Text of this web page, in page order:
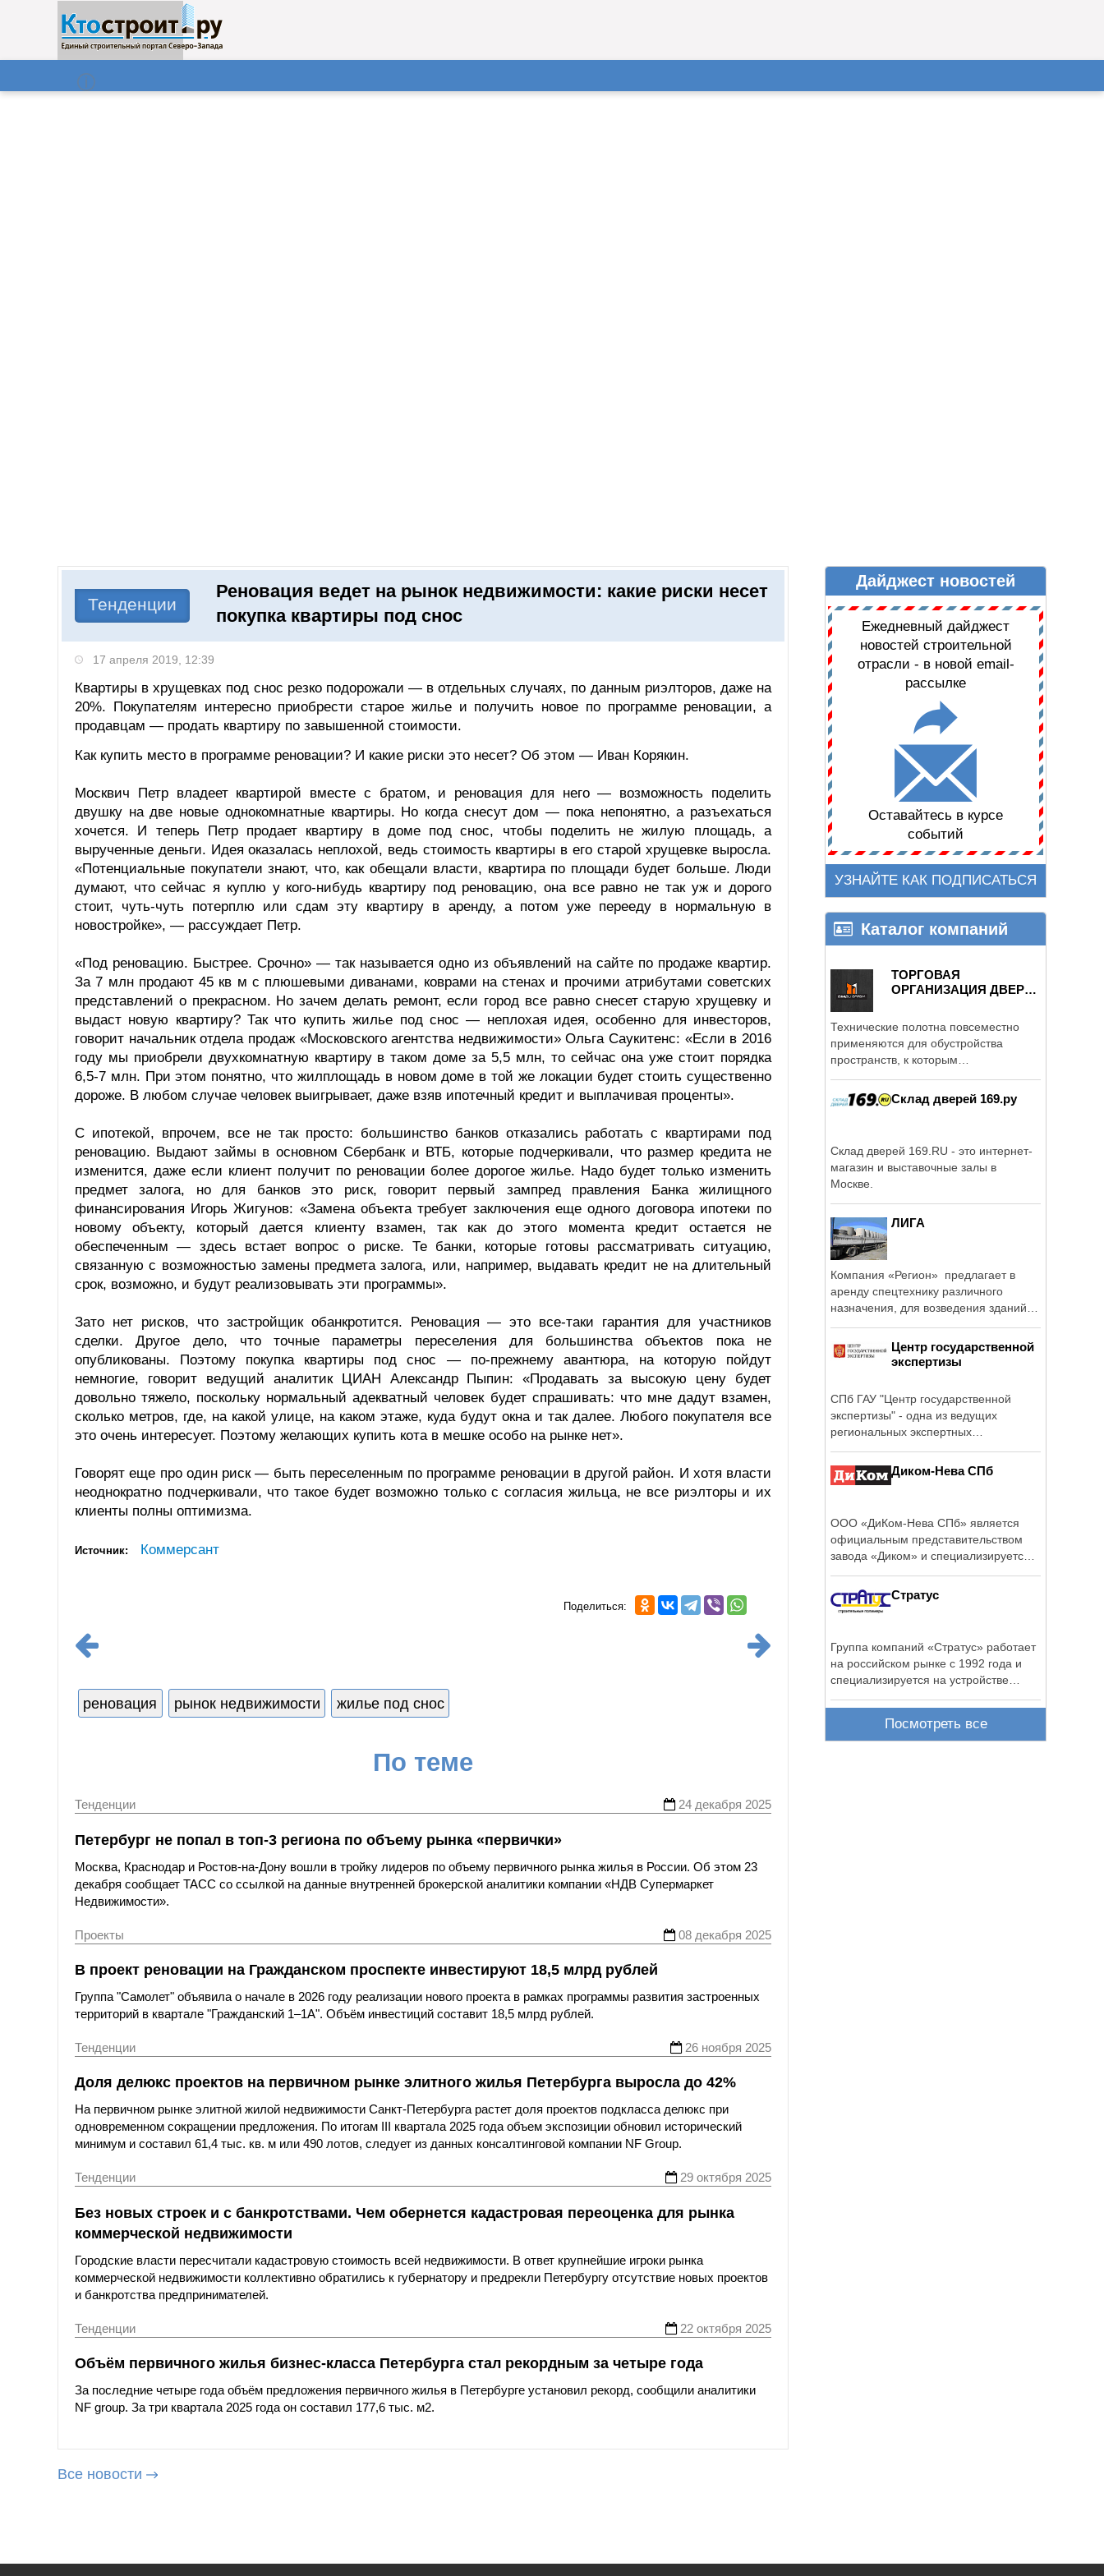
ДАЙДЖЕСТ НОВОСТЕЙ
Тенденции
Реновация ведет на рынок недвижимости: какие риски несет
покупка квартиры под снос
17 апреля 2019, 12:39
Квартиры в хрущевках под снос резко подорожали — в отдельных случаях, по данным риэлторов, даже на
20%. Покупателям интересно приобрести старое жилье и получить новое по программе реновации, а
продавцам — продать квартиру по завышенной стоимости.
Как купить место в программе реновации? И какие риски это несет? Об этом — Иван Корякин.
Москвич Петр владеет квартирой вместе с братом, и реновация для него — возможность поделить
двушку на две новые однокомнатные квартиры. Но когда снесут дом — пока непонятно, а разъехаться
хочется. И теперь Петр продает квартиру в доме под снос, чтобы поделить не жилую площадь, а
вырученные деньги. Идея оказалась неплохой, ведь стоимость квартиры в его старой хрущевке выросла.
«Потенциальные покупатели знают, что, как обещали власти, квартира по площади будет больше. Люди
думают, что сейчас я куплю у кого-нибудь квартиру под реновацию, она все равно не так уж и дорого
стоит, чуть-чуть потерплю или сдам эту квартиру в аренду, а потом уже перееду в нормальную в
новостройке», — рассуждает Петр.
«Под реновацию. Быстрее. Срочно» — так называется одно из объявлений на сайте по продаже квартир.
За 7 млн продают 45 кв м с плюшевыми диванами, коврами на стенах и прочими атрибутами советских
представлений о прекрасном. Но зачем делать ремонт, если город все равно снесет старую хрущевку и
выдаст новую квартиру? Так что купить жилье под снос — неплохая идея, особенно для инвесторов,
говорит начальник отдела продаж «Московского агентства недвижимости» Ольга Саукитенс: «Если в 2016
году мы приобрели двухкомнатную квартиру в таком доме за 5,5 млн, то сейчас она уже стоит порядка
6,5-7 млн. При этом понятно, что жилплощадь в новом доме в той же локации будет стоить существенно
дороже. В любом случае человек выигрывает, даже взяв ипотечный кредит и выплачивая проценты».
С ипотекой, впрочем, все не так просто: большинство банков отказались работать с квартирами под
реновацию. Выдают займы в основном Сбербанк и ВТБ, которые подчеркивали, что размер кредита не
изменится, даже если клиент получит по реновации более дорогое жилье. Надо будет только изменить
предмет залога, но для банков это риск, говорит первый зампред правления Банка жилищного
финансирования Игорь Жигунов: «Замена объекта требует заключения еще одного договора ипотеки по
новому объекту, который дается клиенту взамен, так как до этого момента кредит остается не
обеспеченным — здесь встает вопрос о риске. Те банки, которые готовы рассматривать ситуацию,
связанную с возможностью замены предмета залога, или, например, выдавать кредит не на длительный
срок, возможно, и будут реализовывать эти программы».
Зато нет рисков, что застройщик обанкротится. Реновация — это все-таки гарантия для участников
сделки. Другое дело, что точные параметры переселения для большинства объектов пока не
опубликованы. Поэтому покупка квартиры под снос — по-прежнему авантюра, на которую пойдут
немногие, говорит ведущий аналитик ЦИАН Александр Пыпин: «Продавать за высокую цену будет
довольно тяжело, поскольку нормальный адекватный человек будет спрашивать: что мне дадут взамен,
сколько метров, где, на какой улице, на каком этаже, куда будут окна и так далее. Любого покупателя все
это очень интересует. Поэтому желающих купить кота в мешке особо на рынке нет».
Говорят еще про один риск — быть переселенным по программе реновации в другой район. И хотя власти
неоднократно подчеркивали, что такое будет возможно только с согласия жильца, не все риэлторы и их
клиенты полны оптимизма.
Источник: Коммерсант
Поделиться:
реновация рынок недвижимости жилье под снос
По теме
Тенденции 24 декабря 2025
Петербург не попал в топ-3 региона по объему рынка «первички»
Москва, Краснодар и Ростов-на-Дону вошли в тройку лидеров по объему первичного рынка жилья в России. Об этом 23
декабря сообщает ТАСС со ссылкой на данные внутренней брокерской аналитики компании «НДВ Супермаркет
Недвижимости».
Проекты 08 декабря 2025
В проект реновации на Гражданском проспекте инвестируют 18,5 млрд рублей
Группа "Самолет" объявила о начале в 2026 году реализации нового проекта в рамках программы развития застроенных
территорий в квартале "Гражданский 1–1А". Объём инвестиций составит 18,5 млрд рублей.
Тенденции 26 ноября 2025
Доля делюкс проектов на первичном рынке элитного жилья Петербурга выросла до 42%
На первичном рынке элитной жилой недвижимости Санкт-Петербурга растет доля проектов подкласса делюкс при
одновременном сокращении предложения. По итогам III квартала 2025 года объем экспозиции обновил исторический
минимум и составил 61,4 тыс. кв. м или 490 лотов, следует из данных консалтинговой компании NF Group.
Тенденции 29 октября 2025
Без новых строек и с банкротствами. Чем обернется кадастровая переоценка для рынка
коммерческой недвижимости
Городские власти пересчитали кадастровую стоимость всей недвижимости. В ответ крупнейшие игроки рынка
коммерческой недвижимости коллективно обратились к губернатору и предрекли Петербургу отсутствие новых проектов
и банкротства предпринимателей.
Тенденции 22 октября 2025
Объём первичного жилья бизнес-класса Петербурга стал рекордным за четыре года
За последние четыре года объём предложения первичного жилья в Петербурге установил рекорд, сообщили аналитики
NF group. За три квартала 2025 года он составил 177,6 тыс. м2.
Все новости
Дайджест новостей
Ежедневный дайджест
новостей строительной
отрасли - в новой email-
рассылке
Оставайтесь в курсе
событий
УЗНАЙТЕ КАК ПОДПИСАТЬСЯ
Каталог компаний
ТОРГОВАЯ
ОРГАНИЗАЦИЯ ДВЕРИ
Технические полотна повсеместно
применяются для обустройства
пространств, к которым
Склад дверей 169.ру
Склад дверей 169.RU - это интернет-
магазин и выставочные залы в
Москве.
ЛИГА
Компания «Регион» предлагает в
аренду спецтехнику различного
назначения, для возведения зданий и
Центр государственной
экспертизы
СПб ГАУ "Центр государственной
экспертизы" - одна из ведущих
региональных экспертных
Диком-Нева СПб
ООО «ДиКом-Нева СПб» является
официальным представительством
завода «Диком» и специализируется
Стратус
Группа компаний «Стратус» работает
на российском рынке с 1992 года и
специализируется на устройстве
Посмотреть все